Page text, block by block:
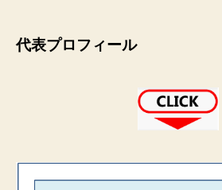
代表プロフィール